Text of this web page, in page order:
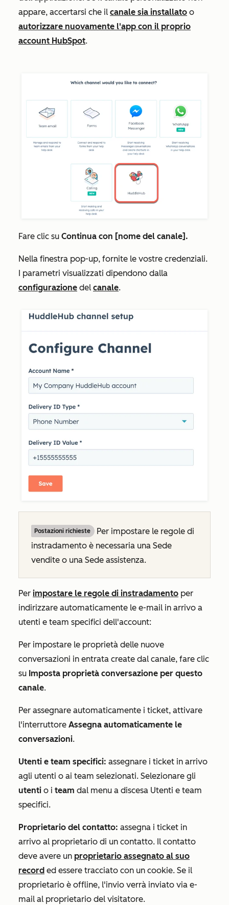
appare, accertarsi che il canale sia installato o
autorizzare nuovamente l'app con il proprio
account HubSpot.
Fare clic su Continua con [nome del canale].
Nella finestra pop-up, fornite le vostre credenziali.
I parametri visualizzati dipendono dalla
configurazione del canale.
Postazioni richieste
Per impostare le regole di
instradamento è necessaria una Sede
vendite o una Sede assistenza.
Per impostare le regole di instradamento per
indirizzare automaticamente le e-mail in arrivo a
utenti e team specifici dell'account:
Per impostare le proprietà delle nuove
conversazioni in entrata create dal canale, fare clic
su Imposta proprietà conversazione per questo
canale.
Per assegnare automaticamente i ticket, attivare
l'interruttore Assegna automaticamente le
conversazioni.
Utenti e team specifici: assegnare i ticket in arrivo
agli utenti o ai team selezionati. Selezionare gli
utenti o i team dal menu a discesa Utenti e team
specifici.
Proprietario del contatto: assegna i ticket in
arrivo al proprietario di un contatto. Il contatto
deve avere un proprietario assegnato al suo
record ed essere tracciato con un cookie. Se il
proprietario è offline, l'invio verrà inviato via e-
mail al proprietario del visitatore.